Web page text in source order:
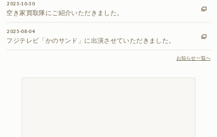
2025-10-30
空き家買取隊にご紹介いただきました。
2025-08-04
フジテレビ「かのサンド」に出演させていただきました。
お知らせ一覧へ